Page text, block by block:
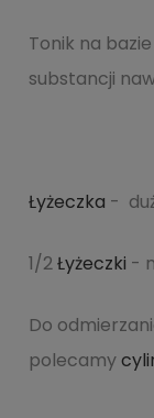
Tonik na
substancji
Łyżeczka -
1/2Łyżeczki -
Do
polecamy